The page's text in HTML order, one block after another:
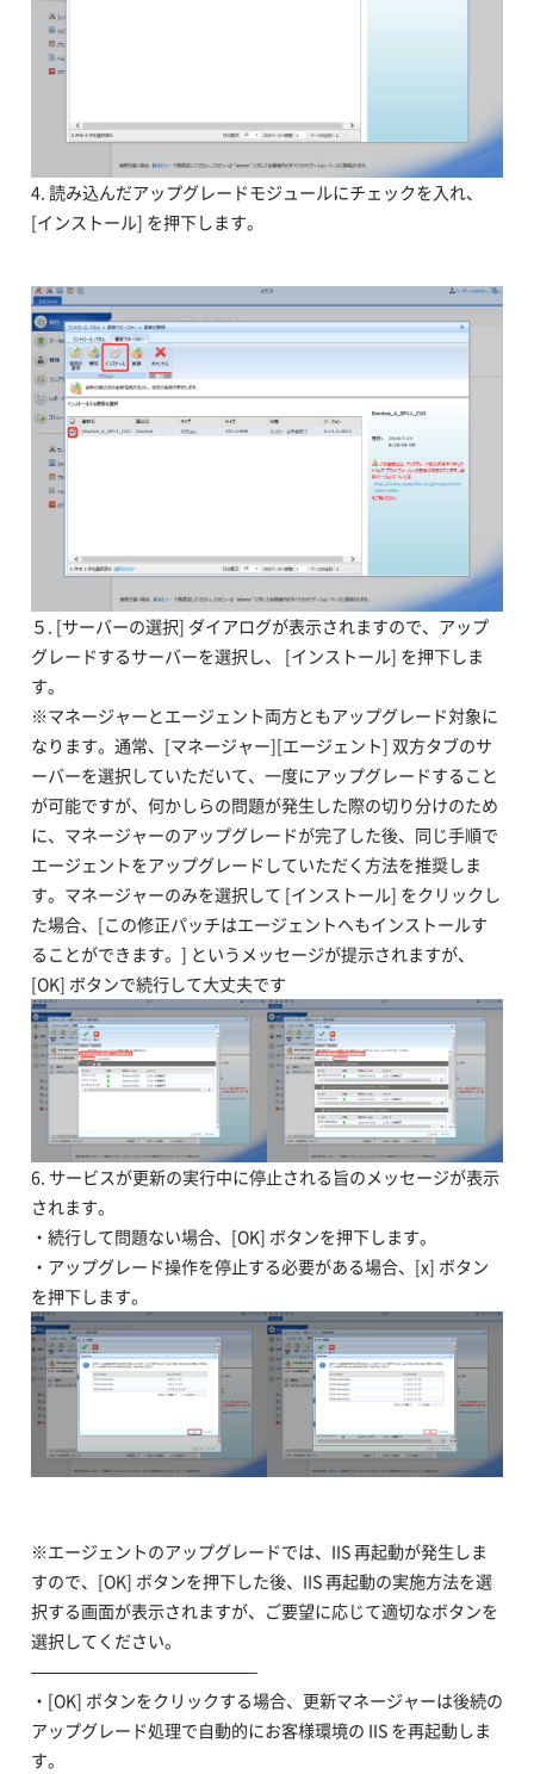
4. 読み込んだアップグレードモジュールにチェックを入れ、
[インストール] を押下します。
５. [サーバーの選択] ダイアログが表示されますので、アップ
グレードするサーバーを選択し、 [インストール] を押下しま
す。
※マネージャーとエージェント両方ともアップグレード対象に
なります。通常、[マネージャー][エージェント] 双方タブのサ
ーバーを選択していただいて、一度にアップグレードすること
が可能ですが、何かしらの問題が発生した際の切り分けのため
に、マネージャーのアップグレードが完了した後、同じ手順で
エージェントをアップグレードしていただく方法を推奨しま
す。マネージャーのみを選択して [インストール] をクリックし
た場合、[この修正パッチはエージェントへもインストールす
ることができます。] というメッセージが提示されますが、
[OK] ボタンで続行して大丈夫です
6. サービスが更新の実行中に停止される旨のメッセージが表示
されます。
・続行して問題ない場合、[OK] ボタンを押下します。
・アップグレード操作を停止する必要がある場合、[x] ボタン
を押下します。
※エージェントのアップグレードでは、IIS 再起動が発生しま
すので、[OK] ボタンを押下した後、IIS 再起動の実施方法を選
択する画面が表示されますが、ご要望に応じて適切なボタンを
選択してください。
—————————————–
・[OK] ボタンをクリックする場合、更新マネージャーは後続の
アップグレード処理で自動的にお客様環境の IIS を再起動しま
す。